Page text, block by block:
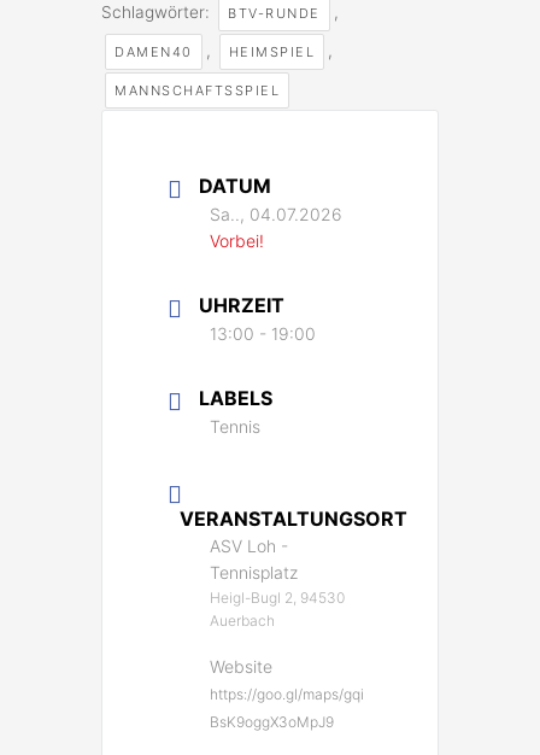
Schlagwörter: BTV-RUNDE ,
DAMEN40 , HEIMSPIEL ,
MANNSCHAFTSSPIEL
DATUM
Sa.., 04.07.2026
Vorbei!
UHRZEIT
13:00 - 19:00
LABELS
Tennis
VERANSTALTUNGSORT
ASV Loh -
Tennisplatz
Heigl-Bugl 2, 94530
Auerbach
Website
https://goo.gl/maps/gqi
BsK9oggX3oMpJ9